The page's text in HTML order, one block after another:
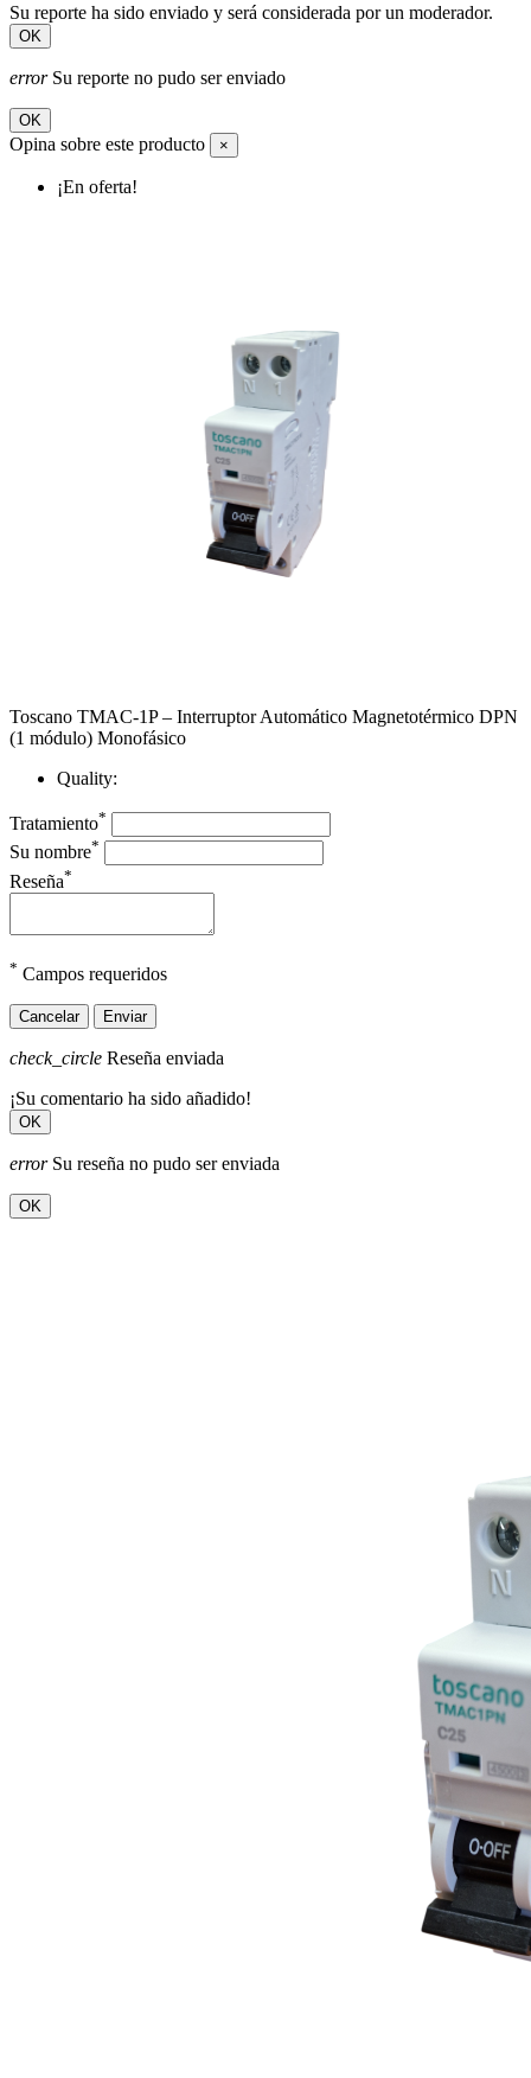
Su reporte ha sido enviado y será considerada por un moderador.
OK
errorSu reporte no pudo ser enviado
OK
Opina sobre este producto ×
¡En oferta!
Toscano TMAC‑1P – Interruptor Automático Magnetotérmico DPN
(1 módulo) Monofásico
Quality:
Tratamiento*
Su nombre*
Reseña*
* Campos requeridos
Cancelar Enviar
check_circle Reseña enviada
¡Su comentario ha sido añadido!
OK
errorSu reseña no pudo ser enviada
OK